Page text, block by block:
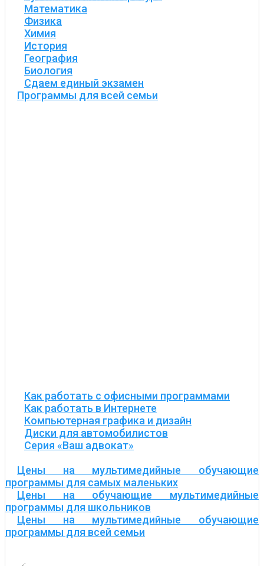
Математика
Физика
Химия
История
География
Биология
Сдаем единый экзамен
Программы для всей семьи
Как работать с офисными программами
Как работать в Интернете
Компьютерная графика и дизайн
Диски для автомобилистов
Серия «Ваш адвокат»
Цены на мультимедийные обучающие
программы для самых маленьких
Цены на обучающие мультимедийные
программы для школьников
Цены на мультимедийные обучающие
программы для всей семьи